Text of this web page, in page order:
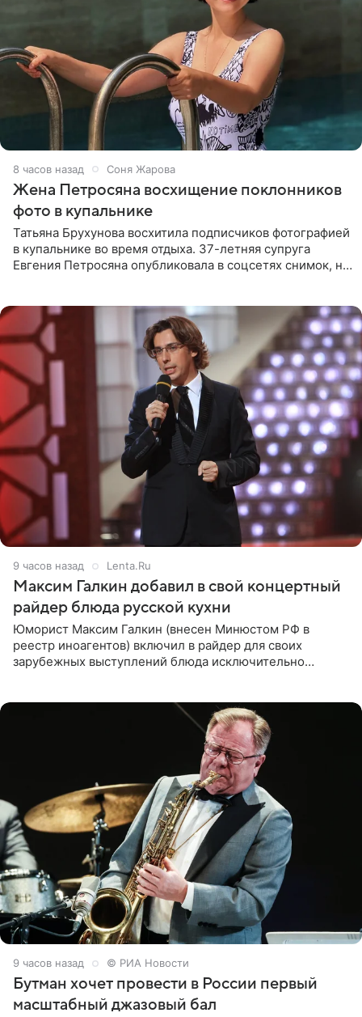
8 часов назад Соня Жарова
Жена Петросяна восхищение поклонников
фото в купальнике
Татьяна Брухунова восхитила подписчиков фотографией
в купальнике во время отдыха. 37-летняя супруга
Евгения Петросяна опубликовала в соцсетях снимок, на
9 часов назад Lenta.Ru
Максим Галкин добавил в свой концертный
райдер блюда русской кухни
Юморист Максим Галкин (внесен Минюстом РФ в
реестр иноагентов) включил в райдер для своих
зарубежных выступлений блюда исключительно
9 часов назад © РИА Новости
Бутман хочет провести в России первый
масштабный джазовый бал